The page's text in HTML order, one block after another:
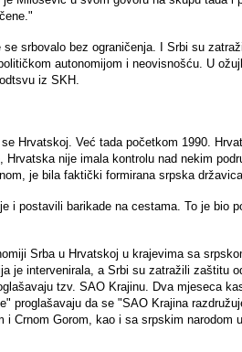
srbovalo bez ograničenja. I Srbi su
autonomijom i neovisnošću. U
iz SKH.
Hrvatskoj. Već tada početkom 1990.
nije imala kontrolu nad nekim
je bila faktički formirana srpska
i postavili barikade na cestama. To je bio
Srba u Hrvatskoj u krajevima sa
je intervenirala, a Srbi su zatražili zaštitu
tzv. SAO Krajinu. Dva mjeseca
proglašavaju da se "SAO Krajina
Crnom Gorom, kao i sa srpskim narodom